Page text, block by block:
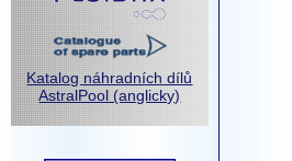
Katalog náhradních dílů
AstralPool (anglicky)